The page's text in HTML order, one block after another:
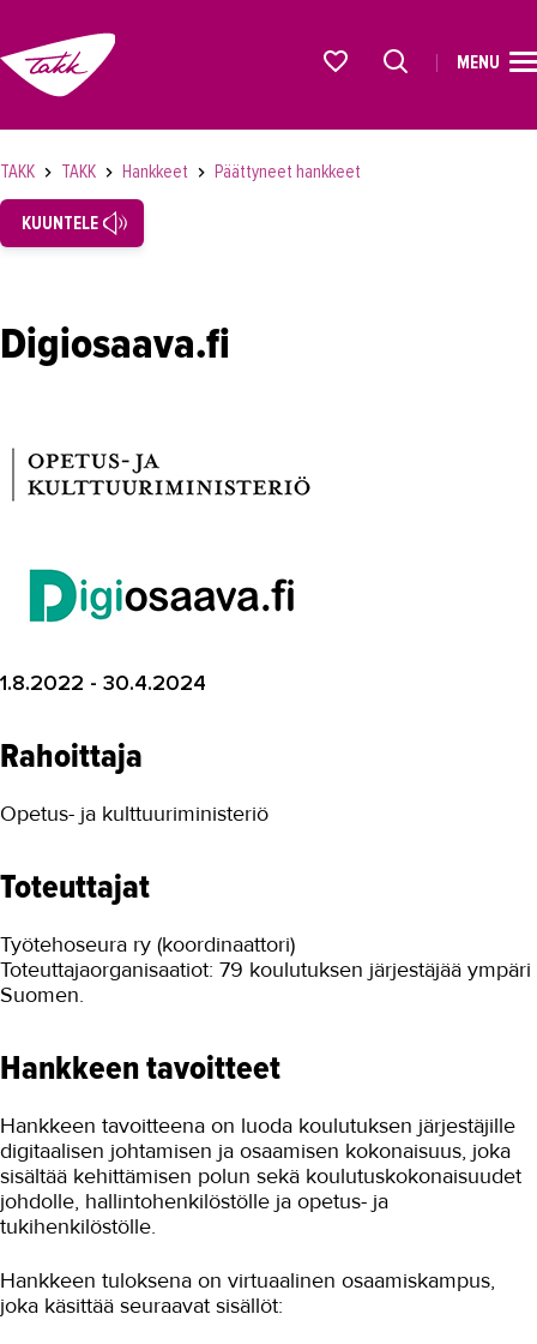
OPISKELIJAKSI
YRITYKSILLE
Tampereen Aikuiskoulutuskeskus
Töihin TAKKiin
DT4VET
julkaisujärjestelmät -koulutukset
Kestävät energiaratkaisut
Kestävää korjausrakentamista
teollisuuteen
Osaamista tuulivoima...
Strapetsi 2
Turvallinen oppimisympäristö
Työnantajayhteistyön kehittäminen
digitali...
Yhteiskuntaorientaation...
MENU
TAKK TAKK Hankkeet Päättyneet hankkeet
KUUNTELE
Digiosaava.fi
1.8.2022 - 30.4.2024
Rahoittaja
Opetus- ja kulttuuriministeriö
Toteuttajat
Työtehoseura ry (koordinaattori)
Toteuttajaorganisaatiot: 79 koulutuksen järjestäjää ympäri
Suomen.
Hankkeen tavoitteet
Hankkeen tavoitteena on luoda koulutuksen järjestäjille
digitaalisen johtamisen ja osaamisen kokonaisuus, joka
sisältää kehittämisen polun sekä koulutuskokonaisuudet
johdolle, hallintohenkilöstölle ja opetus- ja
tukihenkilöstölle.
Hankkeen tuloksena on virtuaalinen osaamiskampus,
joka käsittää seuraavat sisällöt: